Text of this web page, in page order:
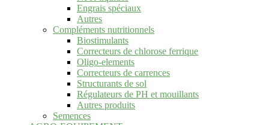
Engrais spéciaux
Autres
Compléments nutritionnels
Biostimulants
Correcteurs de chlorose ferrique
Oligo-elements
Correcteurs de carrences
Structurants de sol
Régulateurs de PH et mouillants
Autres produits
Semences